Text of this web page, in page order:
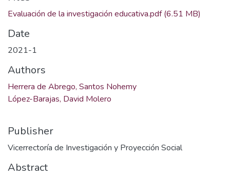
Evaluación de la investigación educativa.pdf(6.51 MB)
Date
2021-1
Authors
Herrera de Abrego, Santos Nohemy
López-Barajas, David Molero
Publisher
Vicerrectoría de Investigación y Proyección Social
Abstract